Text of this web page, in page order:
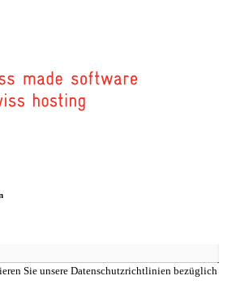
ist unser Router-Betriebssystem
auf Linux.
Network Access Control und
Sie unsere Datenschutzrichtlinien bezüglich